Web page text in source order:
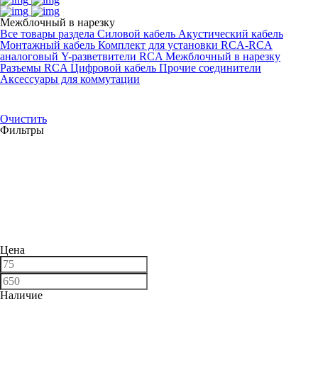
Межблочный в нарезку
Все товары раздела Силовой кабель Акустический кабель
Монтажный кабель Комплект для установки RCA-RCA
аналоговый Y-разветвители RCA Межблочный в нарезку
Разъемы RCA Цифровой кабель Прочие соединители
Аксессуары для коммутации
Очистить
Фильтры
Цена
Наличие